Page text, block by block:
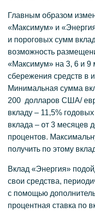
Главным образом
«Максимум» и
и пороговых сумм
возможность
«Максимум» на 3, 6 и 9
сбережения средств в
Минимальная сумма
200 долларов США/
вкладу – 11,5%
вклада – от 3 месяцев
процентов.
получить по этому
Вклад «Энергия»
свои средства,
с помощью
процентная ставка по